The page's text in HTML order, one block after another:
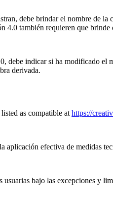
debe brindar el nombre de la
4.0 también requieren que
debe indicar si ha modificado el
derivada.
as compatible at https://
efectiva de medidas
bajo las excepciones y